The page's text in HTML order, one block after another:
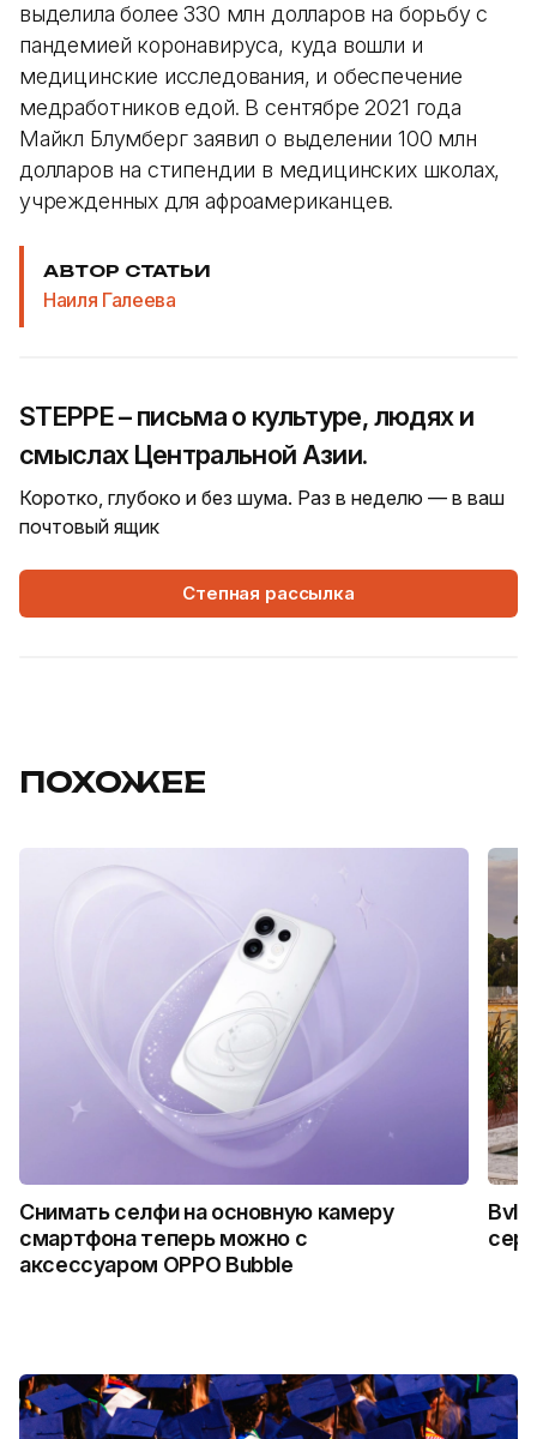
выделила более 330 млн долларов на борьбу с
пандемией коронавируса, куда вошли и
медицинские исследования, и обеспечение
медработников едой. В сентябре 2021 года
Майкл Блумберг заявил о выделении 100 млн
долларов на стипендии в медицинских школах,
учрежденных для афроамериканцев.
АВТОР СТАТЬИ
Наиля Галеева
STEPPE – письма о культуре, людях и
смыслах Центральной Азии.
Коротко, глубоко и без шума. Раз в неделю — в ваш
почтовый ящик
Степная рассылка
ПОХОЖЕЕ
Снимать селфи на основную камеру
смартфона теперь можно с
аксессуаром OPPO Bubble